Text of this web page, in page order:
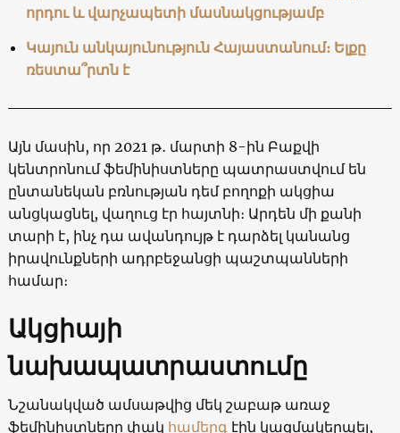
որդու և վարչապետի մասնակցությամբ
Կայուն անկայունություն Հայաստանում։ Ելքը
ռեստա՞րտն է
Այն մասին, որ 2021 թ․ մարտի 8-ին Բաքվի
կենտրոնում ֆեմինիստները պատրաստվում են
ընտանեկան բռնության դեմ բողոքի ակցիա
անցկացնել, վաղուց էր հայտնի։ Արդեն մի քանի
տարի է, ինչ դա ավանդույթ է դարձել կանանց
իրավունքների ադրբեջանցի պաշտպանների
համար։
Ակցիայի
նախապատրաստումը
Նշանակված ամսաթվից մեկ շաբաթ առաջ
ֆեմինիստները փակ համերգ էին կազմակերպել,